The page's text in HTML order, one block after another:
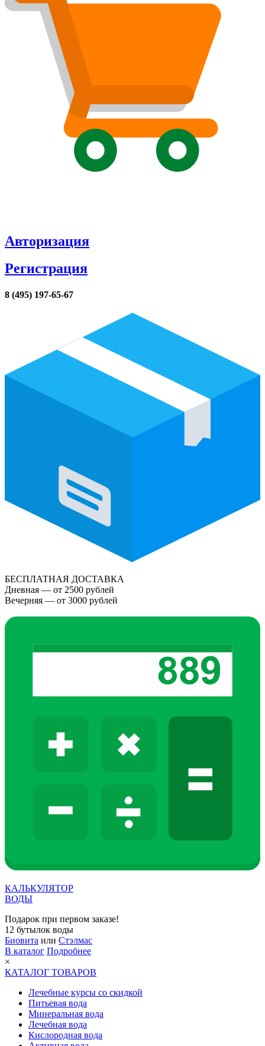
Авторизация
Регистрация
8 (495) 197-65-67
БЕСПЛАТНАЯ ДОСТАВКА
Дневная — от 2500 рублей
Вечерняя — от 3000 рублей
КАЛЬКУЛЯТОР
ВОДЫ
Подарок при первом заказе!
12 бутылок воды
Биовита или Стэлмас
В каталог Подробнее
×
КАТАЛОГ ТОВАРОВ
Лечебные курсы со скидкой
Питьевая вода
Минеральная вода
Лечебная вода
Кислородная вода